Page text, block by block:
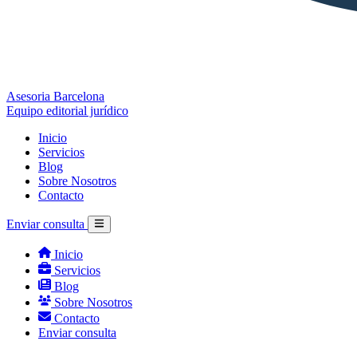
Asesoria Barcelona
Equipo editorial jurídico
Inicio
Servicios
Blog
Sobre Nosotros
Contacto
Enviar consulta
Inicio
Servicios
Blog
Sobre Nosotros
Contacto
Enviar consulta